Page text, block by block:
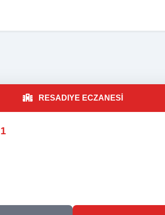
RESADIYE ECZANESİ